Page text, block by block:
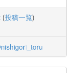
(投稿一覧)